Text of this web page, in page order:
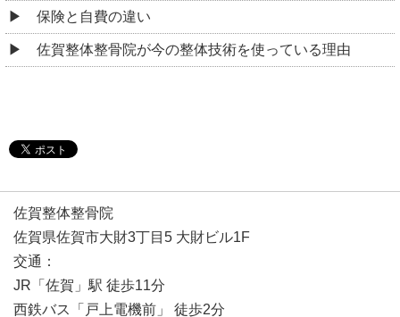
保険と自費の違い
佐賀整体整骨院が今の整体技術を使っている理由
佐賀整体整骨院
佐賀県佐賀市大財3丁目5 大財ビル1F
交通：
JR「佐賀」駅 徒歩11分
西鉄バス「戸上電機前」 徒歩2分